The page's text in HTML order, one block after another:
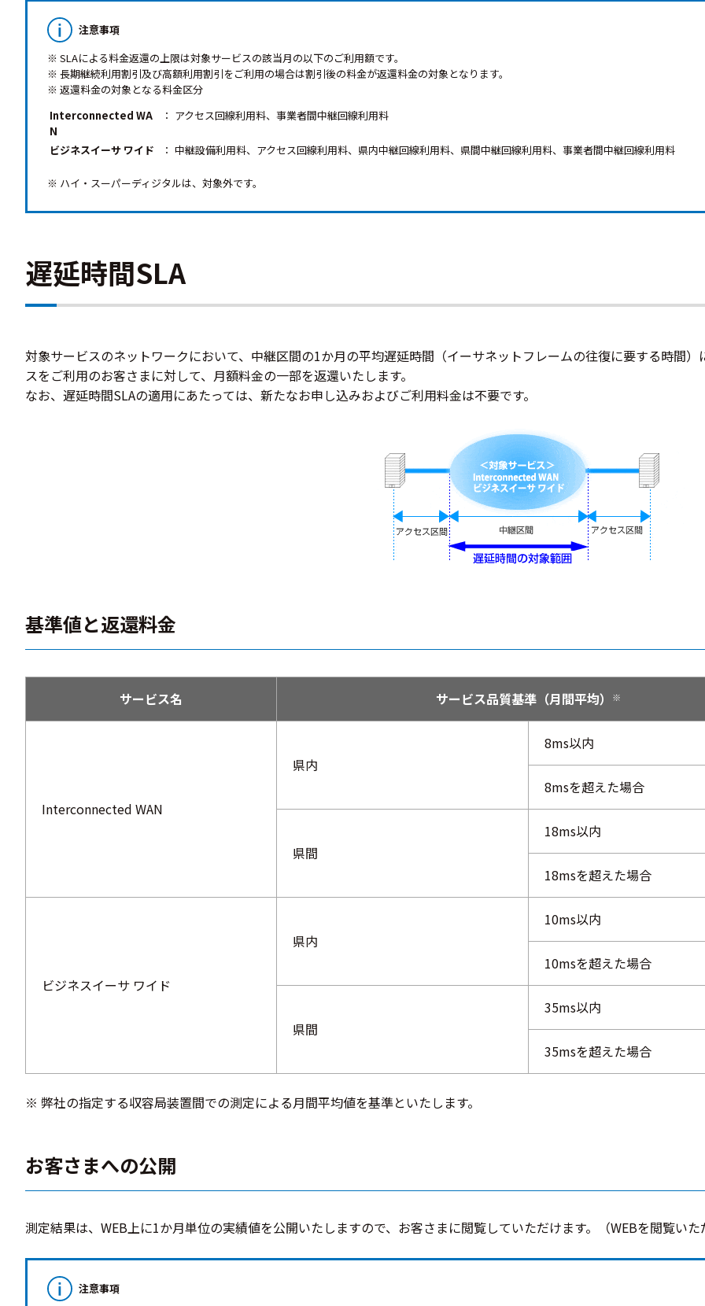
注意事項
※ SLAによる料金返還の上限は対象サービスの該当月の以下のご利用額です。
※ 長期継続利用割引及び高額利用割引をご利用の場合は割引後の料金が返還料金の対象となります。
※ 返還料金の対象となる料金区分
Interconnected WA
N
： アクセス回線利用料、事業者間中継回線利用料
ビジネスイーサ ワイド ： 中継設備利用料、アクセス回線利用料、県内中継回線利用料、県間中継回線利用料、事業者間中継回線利用料
※ ハイ・スーパーディジタルは、対象外です。
遅延時間SLA
対象サービスのネットワークにおいて、中継区間の1か月の平均遅延時間（イーサネットフレームの往復に要する時間
スをご利用のお客さまに対して、月額料金の一部を返還いたします。
なお、遅延時間SLAの適用にあたっては、新たなお申し込みおよびご利用料金は不要です。
基準値と返還料金
サービス名 サービス品質基準（月間平均） ※
Interconnected WAN
県内
8ms以内
8msを超えた場合
県間
18ms以内
18msを超えた場合
ビジネスイーサ ワイド
県内
10ms以内
10msを超えた場合
県間
35ms以内
35msを超えた場合
※ 弊社の指定する収容局装置間での測定による月間平均値を基準といたします。
お客さまへの公開
測定結果は、WEB上に1か月単位の実績値を公開いたしますので、お客さまに閲覧していただけます。（WEBを閲覧い
注意事項